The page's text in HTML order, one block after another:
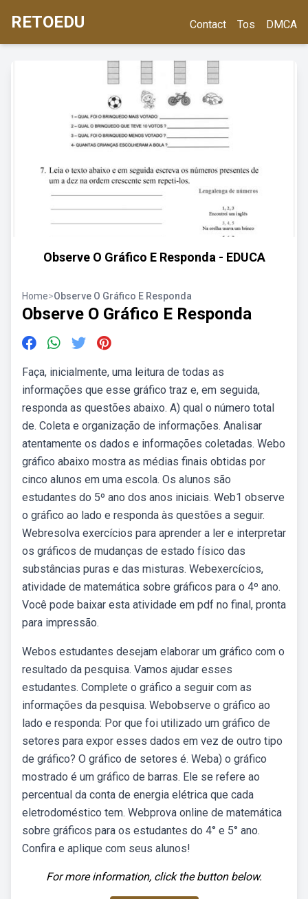
RETOEDU Contact Tos DMCA
Observe O Gráfico E Responda - EDUCA
Home>Observe O Gráfico E Responda
Observe O Gráfico E Responda
Faça, inicialmente, uma leitura de todas as
informações que esse gráfico traz e, em seguida,
responda as questões abaixo. A) qual o número total
de. Coleta e organização de informações. Analisar
atentamente os dados e informações coletadas. Webo
gráfico abaixo mostra as médias finais obtidas por
cinco alunos em uma escola. Os alunos são
estudantes do 5º ano dos anos iniciais. Web1 observe
o gráfico ao lado e responda às questões a seguir.
Webresolva exercícios para aprender a ler e interpretar
os gráficos de mudanças de estado físico das
substâncias puras e das misturas. Webexercícios,
atividade de matemática sobre gráficos para o 4º ano.
Você pode baixar esta atividade em pdf no final, pronta
para impressão.
Webos estudantes desejam elaborar um gráfico com o
resultado da pesquisa. Vamos ajudar esses
estudantes. Complete o gráfico a seguir com as
informações da pesquisa. Webobserve o gráfico ao
lado e responda: Por que foi utilizado um gráfico de
setores para expor esses dados em vez de outro tipo
de gráfico? O gráfico de setores é. Weba) o gráfico
mostrado é um gráfico de barras. Ele se refere ao
percentual da conta de energia elétrica que cada
eletrodoméstico tem. Webprova online de matemática
sobre gráficos para os estudantes do 4° e 5° ano.
Confira e aplique com seus alunos!
For more information, click the button below.